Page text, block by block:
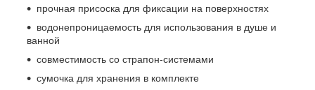
прочная присоска для фиксации на поверхностях
водонепроницаемость для использования в душе и
ванной
совместимость со страпон-системами
сумочка для хранения в комплекте